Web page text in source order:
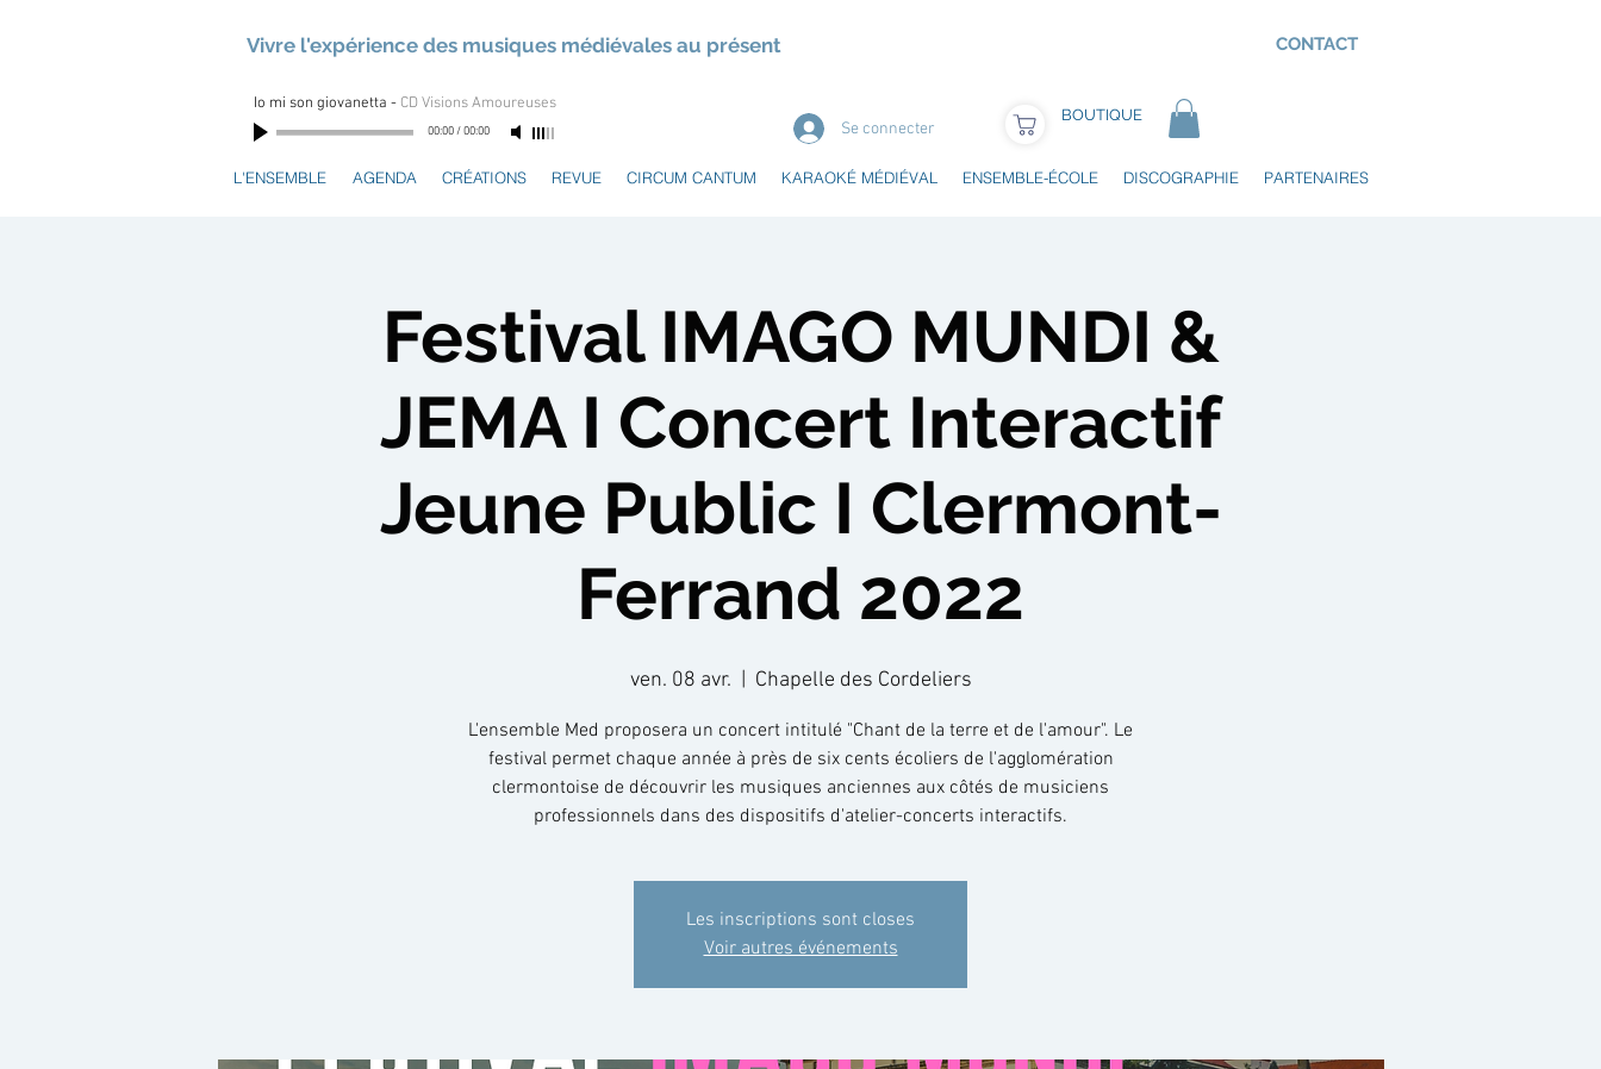
Vivre l'expérience des musiques médiévales au présent CONTACT
Io mi son giovanetta - CD Visions Amoureuses
00:00/00:00 Se connecter
BOUTIQUE
L'ENSEMBLE AGENDA CRÉATIONS REVUE CIRCUM CANTUM KARAOKÉ MÉDIÉVAL ENSEMBLE-ÉCOLE DISCOGRAPHIE PARTENAIRES
Festival IMAGO MUNDI &
JEMA I Concert Interactif
Jeune Public I Clermont-
Ferrand 2022
ven. 08 avr.
  |
Chapelle des Cordeliers
L'ensemble Med proposera un concert intitulé "Chant de la terre et de l'amour". Le
festival permet chaque année à près de six cents écoliers de l'agglomération
clermontoise de découvrir les musiques anciennes aux côtés de musiciens
professionnels dans des dispositifs d'atelier-concerts interactifs.
Les inscriptions sont closes
Voir autres événements